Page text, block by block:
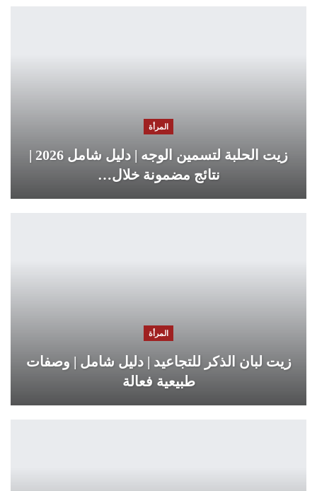
المرأة
زيت الحلبة لتسمين الوجه | دليل شامل 2026 |
نتائج مضمونة خلال…
المرأة
زيت لبان الذكر للتجاعيد | دليل شامل | وصفات
طبيعية فعالة